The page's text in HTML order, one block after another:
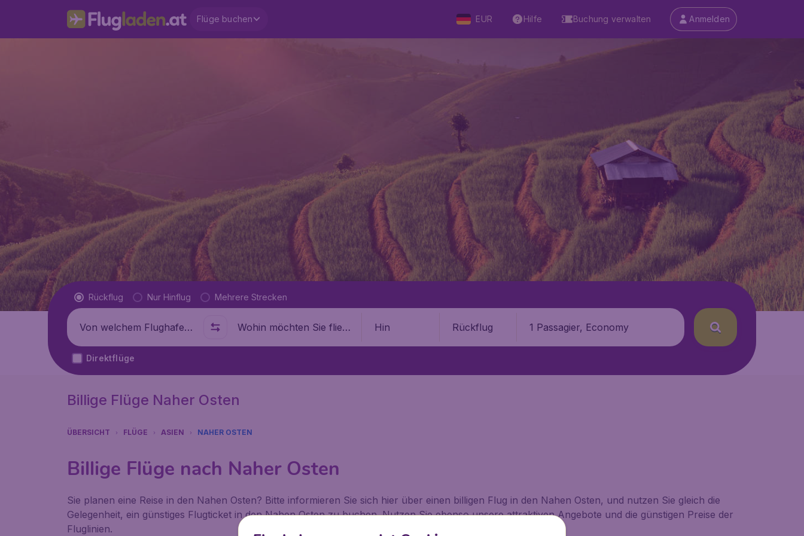
Flüge buchen EUR Hilfe Buchung verwalten Anmelden
Flugtyp
Rückflug Nur Hinflug Mehrere Strecken
Abflug von Wohin Hin Rückflug 1 Passagier, Economy
Direktflüge
Billige Flüge Naher Osten
ÜBERSICHT FLÜGE ASIEN NAHER OSTEN
Billige Flüge nach Naher Osten
Sie planen eine Reise in den Nahen Osten? Bitte informieren Sie sich hier über einen billigen Flug in den Nahen Osten, und nutzen Sie gleich die
Gelegenheit, ein günstiges Flugticket in den Nahen Osten zu buchen. Nutzen Sie ebenso unsere attraktiven Angebote und die günstigen Preise der
Fluglinien.